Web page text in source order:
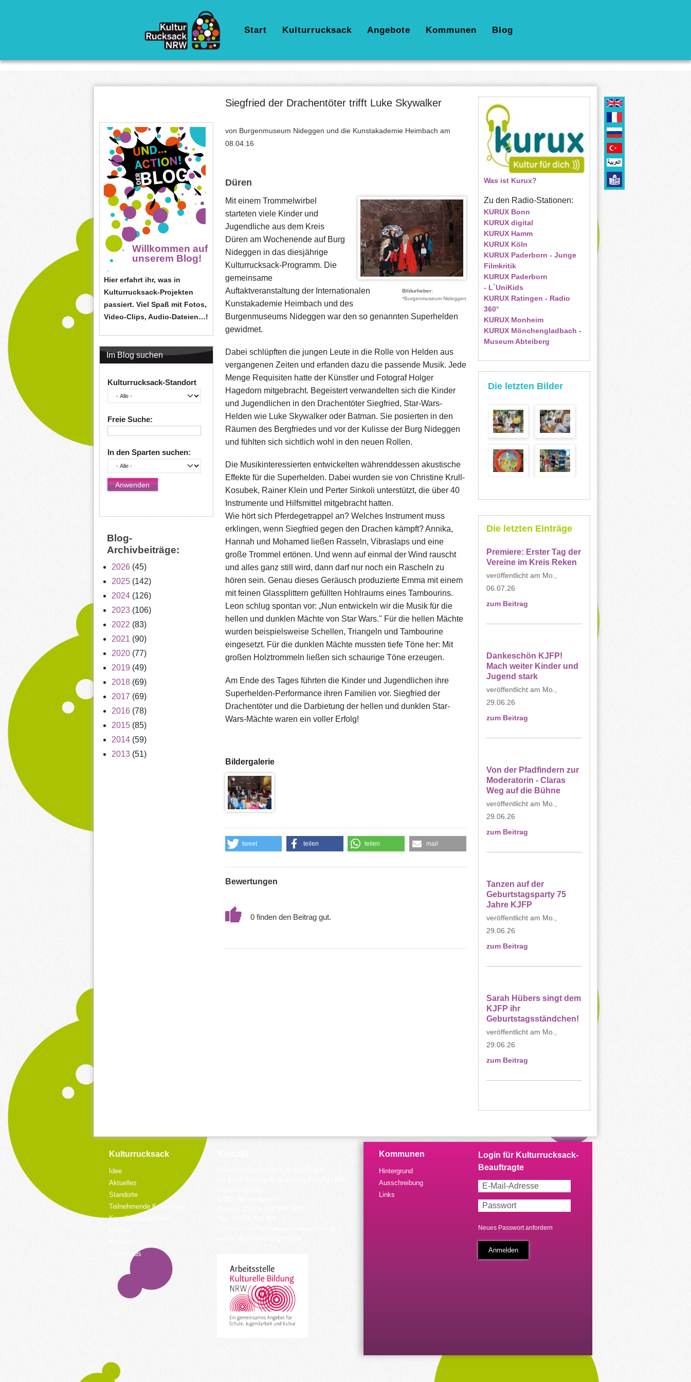
Hauptnavigation
Start Kulturrucksack Angebote Kommunen Blog
Willkommen auf
unserem Blog!
Hier erfahrt ihr, was in
Kulturrucksack-Projekten
passiert. Viel Spaß mit Fotos,
Video-Clips, Audio-Dateien…!
Im Blog suchen
Kulturrucksack-Standort
Freie Suche:
In den Sparten suchen:
Blog-
Archivbeiträge:
2026 (45)
2025 (142)
2024 (126)
2023 (106)
2022 (83)
2021 (90)
2020 (77)
2019 (49)
2018 (69)
2017 (69)
2016 (78)
2015 (85)
2014 (59)
2013 (51)
Siegfried der Drachentöter trifft Luke Skywalker
von Burgenmuseum Nideggen und die Kunstakademie Heimbach am
08.04.16
Düren
Bildurheber
*Burgenmuseum Nideggen
Mit einem Trommelwirbel
starteten viele Kinder und
Jugendliche aus dem Kreis
Düren am Wochenende auf Burg
Nideggen in das diesjährige
Kulturrucksack-Programm. Die
gemeinsame
Auftaktveranstaltung der Internationalen
Kunstakademie Heimbach und des
Burgenmuseums Nideggen war den so genannten Superhelden
gewidmet.
Dabei schlüpften die jungen Leute in die Rolle von Helden aus
vergangenen Zeiten und erfanden dazu die passende Musik. Jede
Menge Requisiten hatte der Künstler und Fotograf Holger
Hagedorn mitgebracht. Begeistert verwandelten sich die Kinder
und Jugendlichen in den Drachentöter Siegfried, Star-Wars-
Helden wie Luke Skywalker oder Batman. Sie posierten in den
Räumen des Bergfriedes und vor der Kulisse der Burg Nideggen
und fühlten sich sichtlich wohl in den neuen Rollen.
Die Musikinteressierten entwickelten währenddessen akustische
Effekte für die Superhelden. Dabei wurden sie von Christine Krull-
Kosubek, Rainer Klein und Perter Sinkoli unterstützt, die über 40
Instrumente und Hilfsmittel mitgebracht hatten.
Wie hört sich Pferdegetrappel an? Welches Instrument muss
erklingen, wenn Siegfried gegen den Drachen kämpft? Annika,
Hannah und Mohamed ließen Rasseln, Vibraslaps und eine
große Trommel ertönen. Und wenn auf einmal der Wind rauscht
und alles ganz still wird, dann darf nur noch ein Rascheln zu
hören sein. Genau dieses Geräusch produzierte Emma mit einem
mit feinen Glassplittern gefüllten Hohlraums eines Tambourins.
Leon schlug spontan vor: „Nun entwickeln wir die Musik für die
hellen und dunklen Mächte von Star Wars." Für die hellen Mächte
wurden beispielsweise Schellen, Triangeln und Tambourine
eingesetzt. Für die dunklen Mächte mussten tiefe Töne her: Mit
großen Holztrommeln ließen sich schaurige Töne erzeugen.
Am Ende des Tages führten die Kinder und Jugendlichen ihre
Superhelden-Performance ihren Familien vor. Siegfried der
Drachentöter und die Darbietung der hellen und dunklen Star-
Wars-Mächte waren ein voller Erfolg!
Bildergalerie
tweet teilen teilen mail
Bewertungen
0
Was ist Kurux?
Zu den Radio-Stationen:
KURUX Bonn
KURUX digital
KURUX Hamm
KURUX Köln
KURUX Paderborn - Junge
Filmkritik
KURUX Paderborn
- L`UniKids
KURUX Ratingen - Radio
360°
KURUX Monheim
KURUX Mönchengladbach -
Museum Abteiberg
Die letzten Bilder
Die letzten Einträge
Premiere: Erster Tag der
Vereine im Kreis Reken
Mo.,
06.07.26
zum Beitrag
Dankeschön KJFP!
Mach weiter Kinder und
Jugend stark
Mo.,
29.06.26
zum Beitrag
Von der Pfadfindern zur
Moderatorin - Claras
Weg auf die Bühne
Mo.,
29.06.26
zum Beitrag
Tanzen auf der
Geburtstagsparty 75
Jahre KJFP
Mo.,
29.06.26
zum Beitrag
Sarah Hübers singt dem
KJFP ihr
Geburtstagsständchen!
Mo.,
29.06.26
zum Beitrag
Kulturrucksack
Idee
Aktuelles
Standorte
Teilnehmende Kommunen
Koordinierungsstelle
Downloads
Kommunen
Hintergrund
Ausschreibung
Links
Neues Passwort anfordern